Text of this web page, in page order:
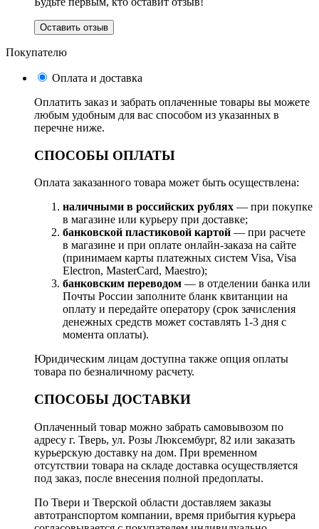
Оставить отзыв
Покупателю
Оплата и доставка
Оплатить заказ и забрать оплаченные товары вы можете
любым удобным для вас способом из указанных в
перечне ниже.
СПОСОБЫ ОПЛАТЫ
Оплата заказанного товара может быть осуществлена:
наличными в российских рублях — при покупке
в магазине или курьеру при доставке;
банковской пластиковой картой — при расчете
в магазине и при оплате онлайн-заказа на сайте
(принимаем карты платежных систем Visa, Visa
Electron, MasterCard, Maestro);
банковским переводом — в отделении банка или
Почты России заполните бланк квитанции на
оплату и передайте оператору (срок зачисления
денежных средств может составлять 1-3 дня с
момента оплаты).
Юридическим лицам доступна также опция оплаты
товара по безналичному расчету.
СПОСОБЫ ДОСТАВКИ
Оплаченный товар можно забрать самовывозом по
адресу г. Тверь, ул. Розы Люксембург, 82 или заказать
курьерскую доставку на дом. При временном
отсутствии товара на складе доставка осуществляется
под заказ, после внесения полной предоплаты.
По Твери и Тверской области доставляем заказы
автотранспортом компании, время прибытия курьера